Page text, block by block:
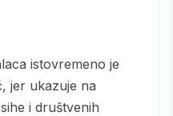
jer ukazuje na
i društvenih